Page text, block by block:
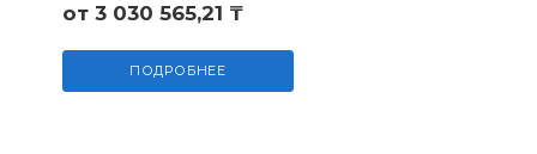
от 3 030 565,21 ₸
ПОДРОБНЕЕ